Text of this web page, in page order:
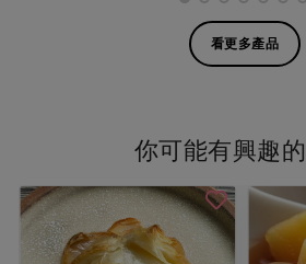
看更多產品
你可能有興趣